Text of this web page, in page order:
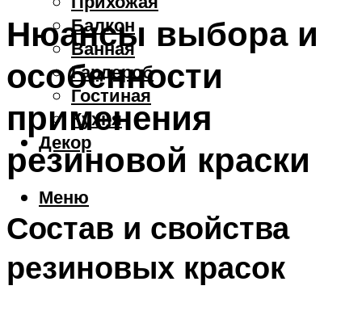
Балкон
Ванная
Гардероб
Гостиная
Кухня
Декор
Меню
Нюансы выбора и
особенности
применения
резиновой краски
Состав и свойства
резиновых красок